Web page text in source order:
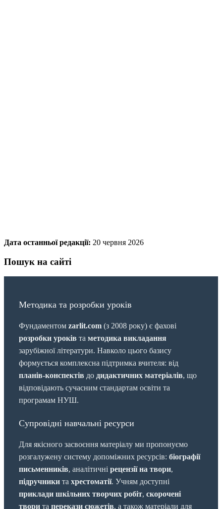
Дата останньої редакції: 20 червня 2026
Пошук на сайті
Методика та розробки уроків
Фундаментом zarlit.com (з 2008 року) є фахові
розробки уроків та методика викладання
зарубіжної літератури. Навколо цього базису
формується комплексна підтримка вчителя: від
планів-конспектів до дидактичних матеріалів, що
відповідають сучасним стандартам освіти та
програмам НУШ.
Супровідні навчальні ресурси
Для якісного засвоєння матеріалу ми пропонуємо
розгалужену систему допоміжних ресурсів: біографії
письменників, аналітичні рецензії на твори,
підручники та хрестоматії. Учням доступні
приклади шкільних творчих робіт, скорочені
твори та перекази сюжетів, а також матеріали для